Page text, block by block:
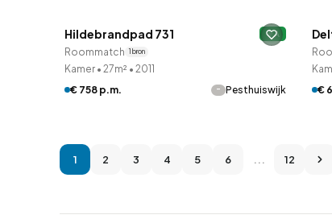
Hildebrandpad 731 A
Roommatch 1 bron
Kamer • 27m² • 2011
€ 758 p.m.
- Pesthuiswijk
€
1 2 3 4 5 6 ... 12